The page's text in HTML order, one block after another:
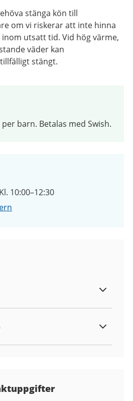
stänga kön till
om vi riskerar att inte hinna
utsatt tid. Vid hög värme,
väder kan
stängt.
barn. Betalas med Swish.
10:00–12:30